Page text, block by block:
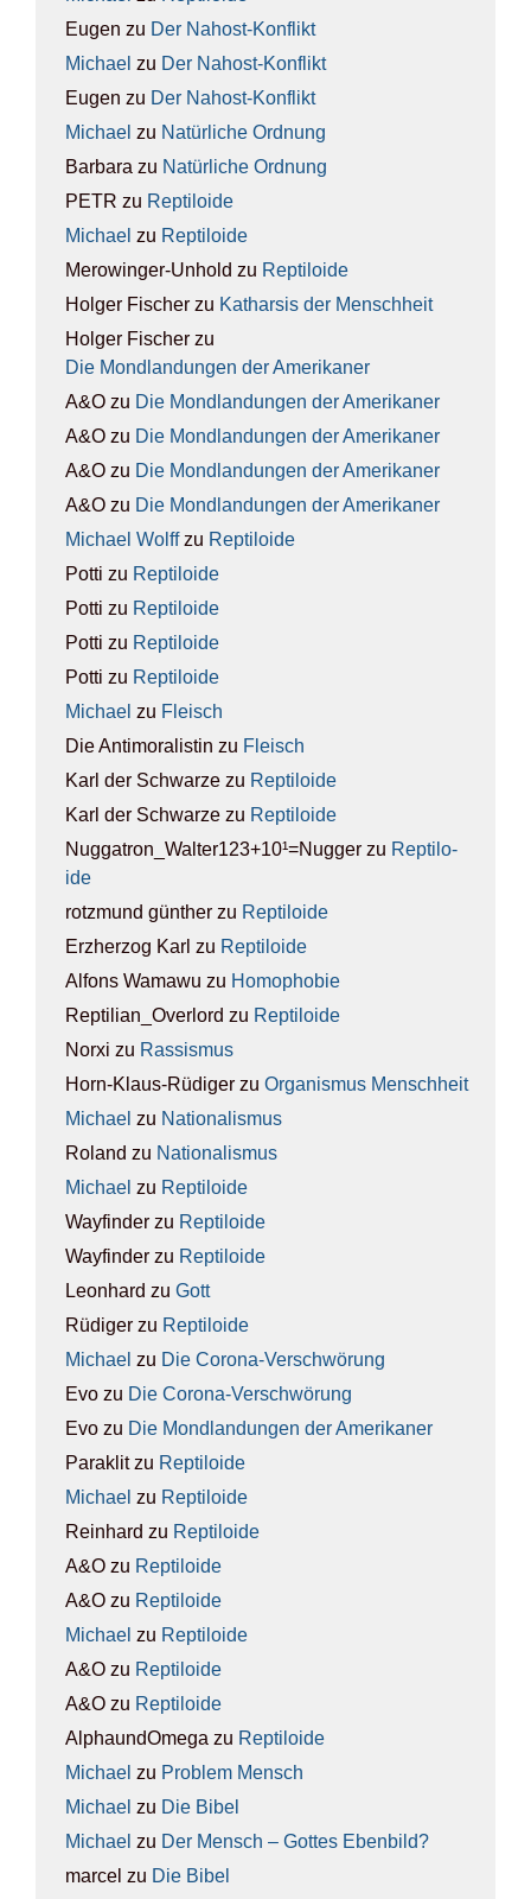
Eugen zu Der Nah­ost-Kon­flikt
Michael zu Der Nah­ost-Kon­flikt
Eugen zu Der Nah­ost-Kon­flikt
Michael zu Natür­li­che Ord­nung
Barbara zu Natür­li­che Ord­nung
PETR zu Rep­ti­lo­ide
Michael zu Rep­ti­lo­ide
Merowinger-Unhold zu Rep­ti­lo­ide
Holger Fischer zu Kathar­sis der Mensch­heit
Holger Fischer zu
Die Mond­lan­dun­gen der Ame­ri­ka­ner
A&O zu Die Mond­lan­dun­gen der Ame­ri­ka­ner
A&O zu Die Mond­lan­dun­gen der Ame­ri­ka­ner
A&O zu Die Mond­lan­dun­gen der Ame­ri­ka­ner
A&O zu Die Mond­lan­dun­gen der Ame­ri­ka­ner
Michael Wolffzu Rep­ti­lo­ide
Potti zu Rep­ti­lo­ide
Potti zu Rep­ti­lo­ide
Potti zu Rep­ti­lo­ide
Potti zu Rep­ti­lo­ide
Michael zu Fleisch
Die Antimoralistin zu Fleisch
Karl der Schwarze zu Rep­ti­lo­ide
Karl der Schwarze zu Rep­ti­lo­ide
Nuggatron_Walter123+10¹=Nugger zu Rep­ti­lo­
ide
rotzmund günther zu Rep­ti­lo­ide
Erzherzog Karl zu Rep­ti­lo­ide
Alfons Wamawu zu Homo­pho­bie
Reptilian_Overlord zu Rep­ti­lo­ide
Norxi zu Ras­sis­mus
Horn-Klaus-Rüdiger zu Orga­nis­mus Mensch­heit
Michael zu Natio­na­lis­mus
Roland zu Natio­na­lis­mus
Michael zu Rep­ti­lo­ide
Wayfinder zu Rep­ti­lo­ide
Wayfinder zu Rep­ti­lo­ide
Leonhard zu Gott
Rüdiger zu Rep­ti­lo­ide
Michael zu Die Coro­na-Ver­schwö­rung
Evo zu Die Coro­na-Ver­schwö­rung
Evo zu Die Mond­lan­dun­gen der Ame­ri­ka­ner
Paraklitzu Rep­ti­lo­ide
Michael zu Rep­ti­lo­ide
Reinhard zu Rep­ti­lo­ide
A&O zu Rep­ti­lo­ide
A&O zu Rep­ti­lo­ide
Michael zu Rep­ti­lo­ide
A&O zu Rep­ti­lo­ide
A&O zu Rep­ti­lo­ide
AlphaundOmega zu Rep­ti­lo­ide
Michael zu Pro­blem Mensch
Michael zu Die Bibel
Michael zu Der Mensch – Got­tes Eben­bild?
marcel zu Die Bibel